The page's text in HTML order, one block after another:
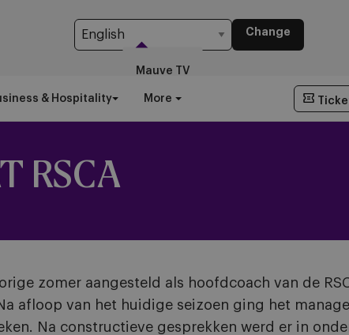
Change
& Hospitality More
Mauve TV
RSCA
zomer aangesteld als hoofdcoach van de
afloop van het huidige seizoen ging het
Na constructieve gesprekken werd er in